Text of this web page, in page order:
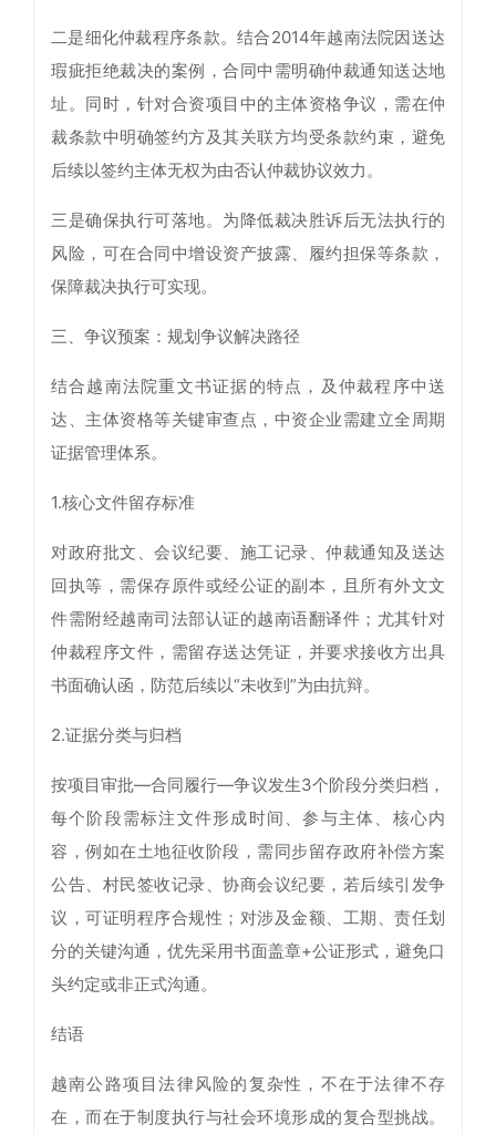
二是细化仲裁程序条款。结合2014年越南法院因送达
瑕疵拒绝裁决的案例，合同中需明确仲裁通知送达地
址。同时，针对合资项目中的主体资格争议，需在仲
裁条款中明确签约方及其关联方均受条款约束，避免
后续以签约主体无权为由否认仲裁协议效力。
三是确保执行可落地。为降低裁决胜诉后无法执行的
风险，可在合同中增设资产披露、履约担保等条款，
保障裁决执行可实现。
三、争议预案：规划争议解决路径
结合越南法院重文书证据的特点，及仲裁程序中送
达、主体资格等关键审查点，中资企业需建立全周期
证据管理体系。
1.核心文件留存标准
对政府批文、会议纪要、施工记录、仲裁通知及送达
回执等，需保存原件或经公证的副本，且所有外文文
件需附经越南司法部认证的越南语翻译件；尤其针对
仲裁程序文件，需留存送达凭证，并要求接收方出具
书面确认函，防范后续以“未收到”为由抗辩。
2.证据分类与归档
按项目审批—合同履行—争议发生3个阶段分类归档，
每个阶段需标注文件形成时间、参与主体、核心内
容，例如在土地征收阶段，需同步留存政府补偿方案
公告、村民签收记录、协商会议纪要，若后续引发争
议，可证明程序合规性；对涉及金额、工期、责任划
分的关键沟通，优先采用书面盖章+公证形式，避免口
头约定或非正式沟通。
结语
越南公路项目法律风险的复杂性，不在于法律不存
在，而在于制度执行与社会环境形成的复合型挑战。